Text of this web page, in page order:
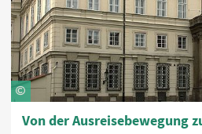
Von der Ausreisebewegung